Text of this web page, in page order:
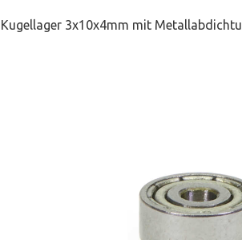
Kugellager 3x10x4mm mit